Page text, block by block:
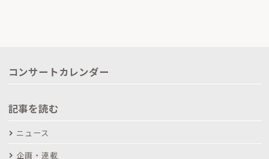
コンサートカレンダー
記事を読む
ニュース
企画・連載